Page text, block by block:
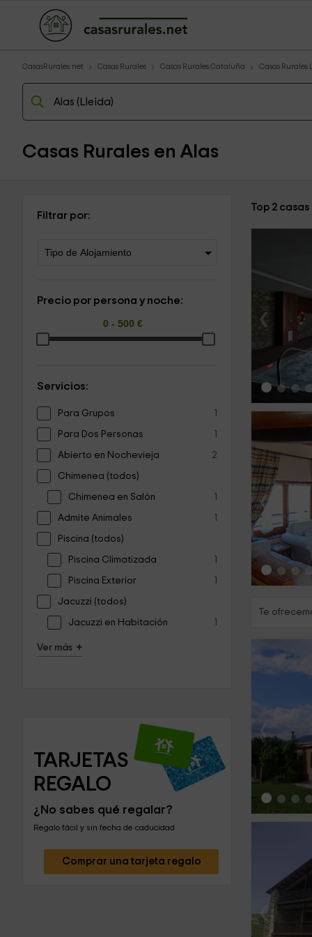
CasasRurales.net Casas Rurales Casas Rurales Cataluña Casas Rurales
Casas Rurales en Alas
Filtrar por:
Precio por persona y noche:
Servicios:
Para Grupos 1
Para Dos Personas 1
Abierto en Nochevieja 2
Chimenea (todos)
Chimenea en Salón 1
Admite Animales 1
Piscina (todos)
Piscina Climatizada 1
Piscina Exterior 1
Jacuzzi (todos)
Jacuzzi en Habitación 1
Ver más +
TARJETAS
REGALO
¿No sabes qué regalar?
Regalo fácil y sin fecha de caducidad
Comprar una tarjeta regalo
Top 2
‹
‹
Te
‹
‹